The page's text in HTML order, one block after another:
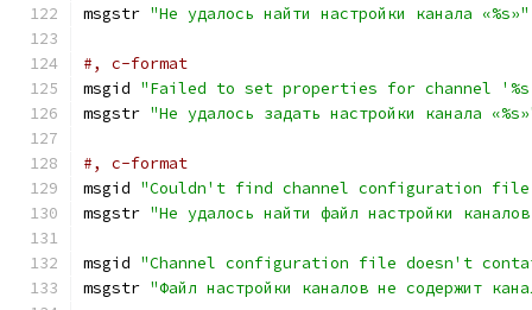
msgstr "Не удалось найти настройки канала «%s»"
#, c-format
msgid "Failed to set properties for channel
msgstr "Не удалось задать настройки канала
#, c-format
msgid "Couldn't find channel configuration
msgstr "Не удалось найти файл настройки
msgid "Channel configuration file doesn't
msgstr "Файл настройки каналов не содержит